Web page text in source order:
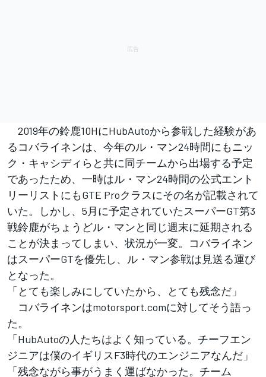
2019年の鈴鹿10HにHubAutoから参戦した経験があ
るコバライネンは、今年のル・マン24時間にもニッ
ク・キャシディらと共に同チームから出場する予定
であったため、一時はル・マン24時間の公式エント
リーリストにもGTE Proクラスにその名が記載されて
いた。しかし、5月に予定されていたスーパーGT第3
戦鈴鹿がちょうどル・マンと同じ週末に延期される
ことが決まってしまい、状況が一変。コバライネン
はスーパーGTを優先し、ル・マン参戦は見送る運び
となった。
「とても楽しみにしていたから、とても残念だ」
コバライネンはmotorsport.comに対してそう語っ
た。
「HubAutoの人たちはよく知っている。チーフエン
ジニアは僕のイギリスF3時代のエンジニアなんだ」
「残念ながら事がうまく運ばなかった。チーム